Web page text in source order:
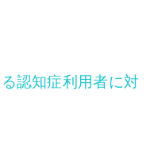
認知症利用者に対